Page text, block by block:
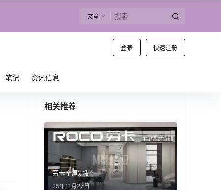
文章
登录 快速注册
笔记 资讯信息
相关推荐
劳卡全屋定制
25年11月27日